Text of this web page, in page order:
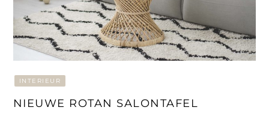
INTERIEUR
NIEUWE ROTAN SALONTAFEL